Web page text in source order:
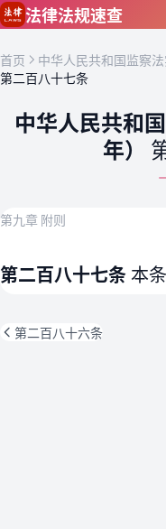
跳到主要内容
法律法规速查
首页 中华人民共和国监察法
第二百八十七条
中华人民共和
年）
第九章 附则
第二百八十七条 本
第二百八十六条